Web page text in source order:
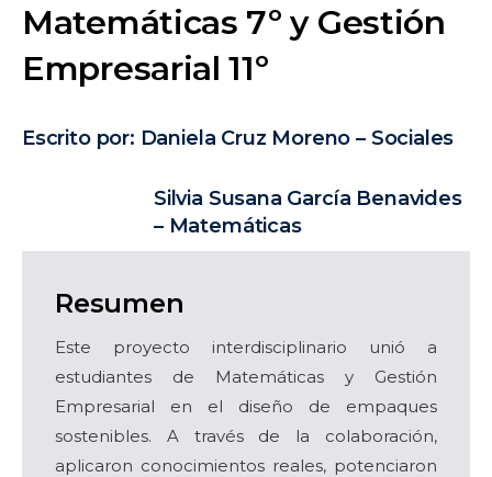
Matemáticas 7º y Gestión
Empresarial 11º
Escrito por: Daniela Cruz Moreno – Sociales
Silvia Susana García Benavides
– Matemáticas
Resumen
Este proyecto interdisciplinario unió a
estudiantes de Matemáticas y Gestión
Empresarial en el diseño de empaques
sostenibles. A través de la colaboración,
aplicaron conocimientos reales, potenciaron